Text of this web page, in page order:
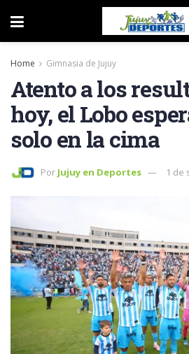
Home Gimnasia de Jujuy
Atento a los
hoy, el Lobo
solo en la cima
Por Jujuy en Deportes 1 de